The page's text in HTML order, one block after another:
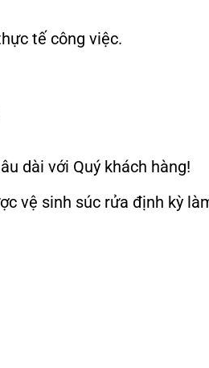
tế công việc.
dài với Quý khách hàng!
vệ sinh súc rửa định kỳ